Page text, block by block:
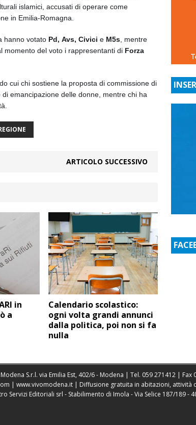
islamici, accusati di operare come
in Emilia-Romagna.
hanno votato Pd, Avs, Civici e M5s , mentre
momento del voto i rappresentanti di Forza
cui chi sostiene la proposta di commissione di
emancipazione delle donne, mentre chi ha
ARTICOLO SUCCESSIVO
in
a
Calendario scolastico:
ogni volta grandi annunci
dalla politica, poi non si fa
nulla
S.r.l. via Emilia Est, 402/6 - Modena | Tel. 059 271412 | Fax
| www.vivomodena.it | Diffusione gratuita in abitazioni, attività
Servizi Editoriali srl - Stabilimento di Imola - Via Selice 187/189 -